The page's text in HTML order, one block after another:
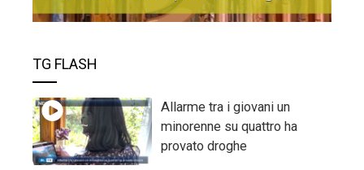
TG FLASH
Allarme tra i giovani un
minorenne su quattro ha
provato droghe